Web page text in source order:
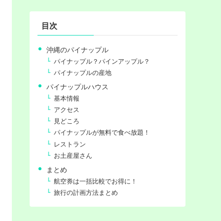
目次
沖縄のパイナップル
パイナップル？パインアップル？
パイナップルの産地
パイナップルハウス
基本情報
アクセス
見どころ
パイナップルが無料で食べ放題！
レストラン
お土産屋さん
まとめ
航空券は一括比較でお得に！
旅行の計画方法まとめ